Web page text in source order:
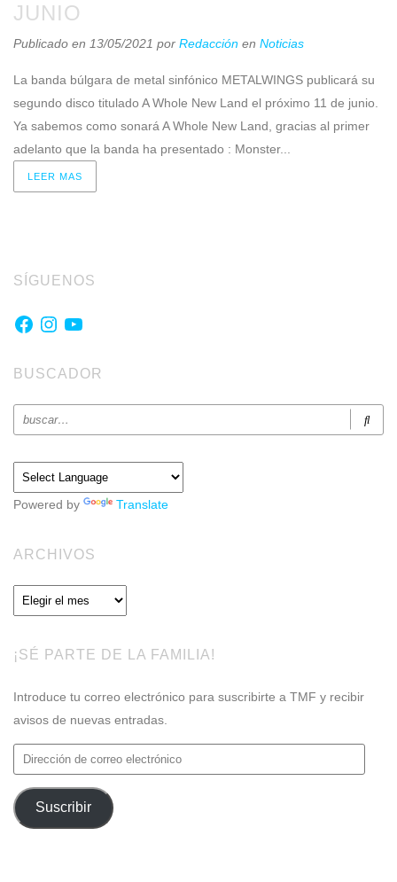
JUNIO
Publicado en 13/05/2021 por Redacción en Noticias
La banda búlgara de metal sinfónico METALWINGS publicará su
segundo disco titulado A Whole New Land el próximo 11 de junio.
Ya sabemos como sonará A Whole New Land, gracias al primer
adelanto que la banda ha presentado : Monster...
LEER MAS
SÍGUENOS
Facebook
Instagram
YouTube
BUSCADOR
Powered by Translate
ARCHIVOS
Archivos
¡SÉ PARTE DE LA FAMILIA!
Introduce tu correo electrónico para suscribirte a TMF y recibir
avisos de nuevas entradas.
Dirección
de
correo
electrónico
Suscribir